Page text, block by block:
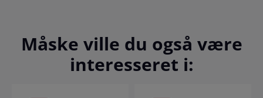
Måske ville du også være
interesseret i: